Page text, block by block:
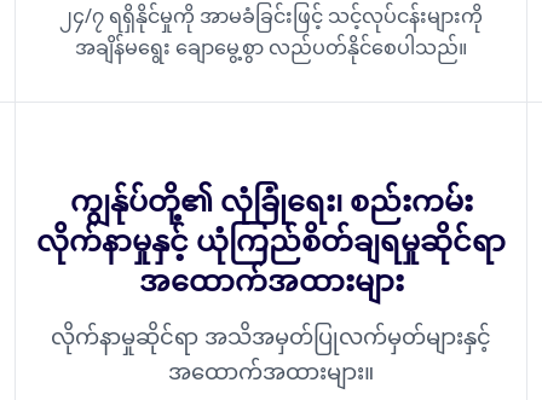
၂၄/၇ ရရှိနိုင်မှုကို အာမခံခြင်းဖြင့် သင့်လုပ်ငန်းများကို
အချိန်မရွေး ချောမွေ့စွာ လည်ပတ်နိုင်စေပါသည်။
ကျွန်ုပ်တို့၏ လုံခြုံရေး၊ စည်းကမ်း
လိုက်နာမှုနှင့် ယုံကြည်စိတ်ချရမှုဆိုင်ရာ
အထောက်အထားများ
လိုက်နာမှုဆိုင်ရာ အသိအမှတ်ပြုလက်မှတ်များနှင့်
အထောက်အထားများ။